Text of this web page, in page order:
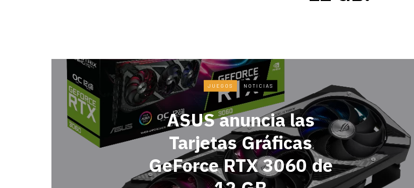
JUEGOS NOTICIAS
ASUS anuncia las
Tarjetas Gráficas
GeForce RTX 3060 de